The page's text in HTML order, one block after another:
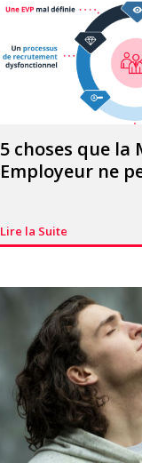
5 choses que la
Employeur ne
Lire la Suite